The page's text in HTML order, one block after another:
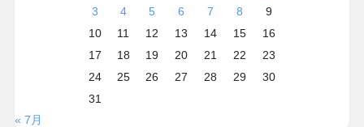
3
4 5 6 7 8
9
10
11 12 13 14 15
16
17
18 19 20 21 22
23
24
25 26 27 28 29
30
31
« 7月